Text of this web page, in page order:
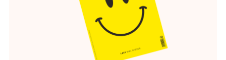
Stadtplanung ist kein Malen nach Zahlen.